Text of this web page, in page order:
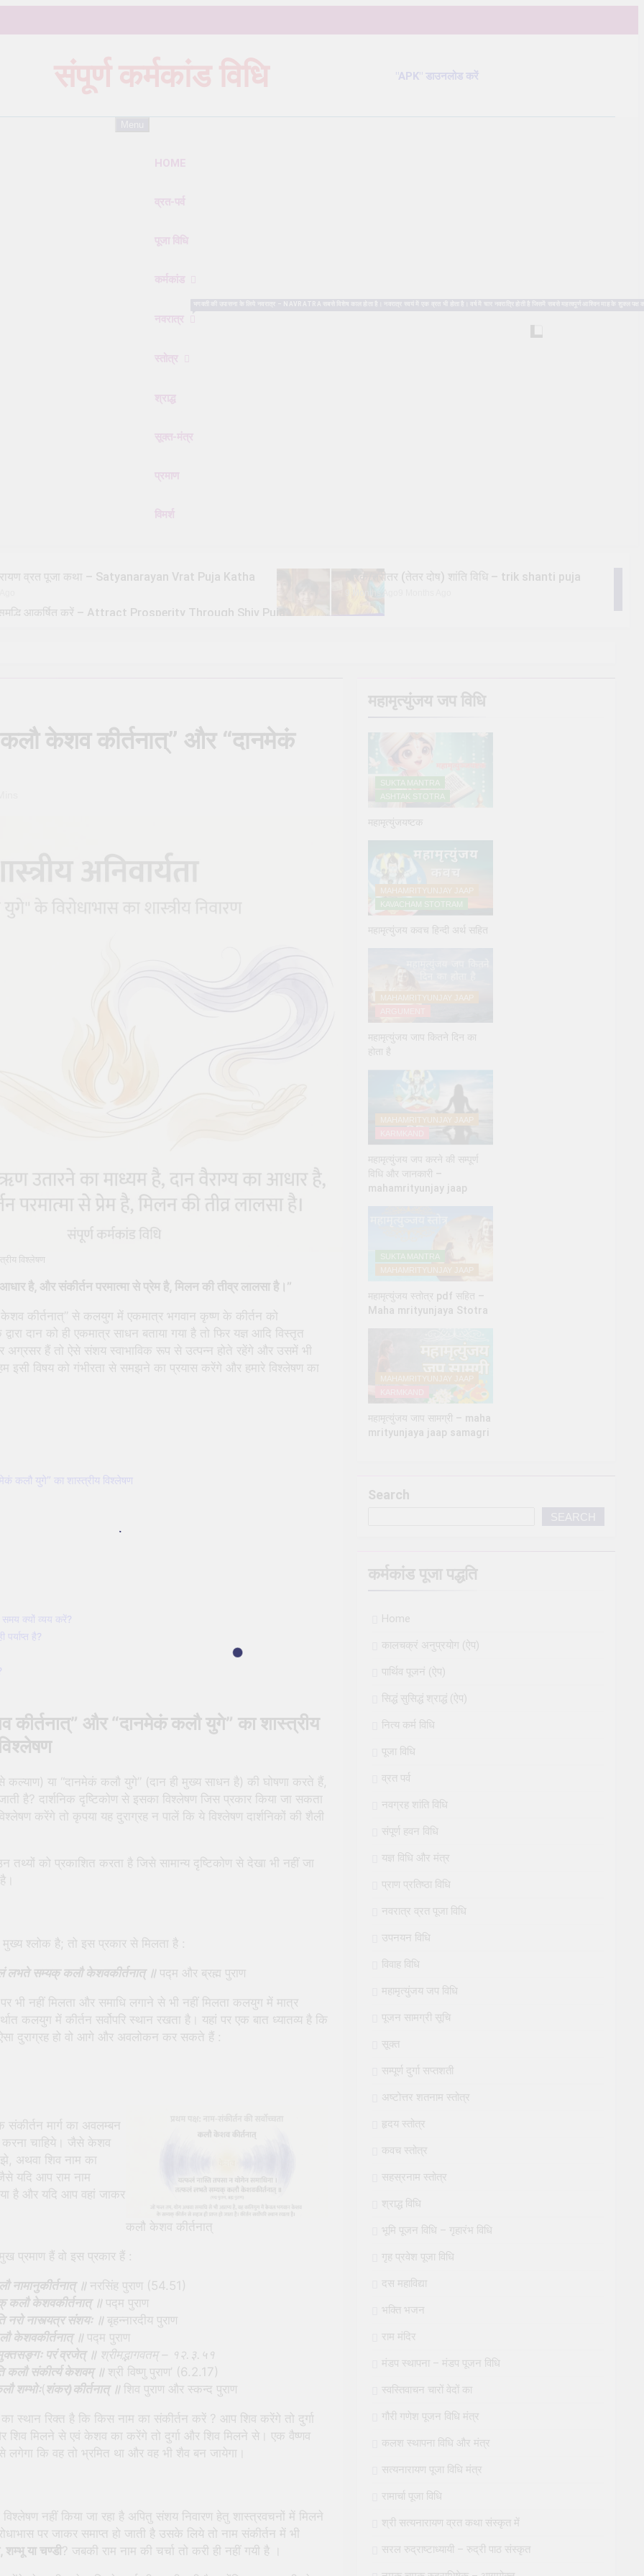
संपूर्ण कर्मकांड विधि "APK" डाउनलोड करें
HOME
व्रत-पर्व
पूजा विधि
कर्मकांड
नवरात्र
स्तोत्र
श्राद्ध
सूक्त-मंत्र
प्रमाण
विमर्श
व्रत पूजा कथा – Satyanarayan Vrat Puja Katha त्रिक/त्रीतर (तेतर दोष) शांति विधि – trik shanti puja
समृद्धि आकर्षित करें – Attract Prosperity Through Shiv Puja
प्रकार – The Different Types of Rudrabhishek
सूर्य देव को अर्घ्य देने के नियम और विधि : 70 सूर्य अर्घ्य मंत्र संस्कृत में
केशव कीर्तनात्” और “दानमेकं
विश्लेषण
है, और संकीर्तन परमात्मा से प्रेम है, मिलन की तीव्र लालसा है।”
कीर्तनात्” से कलयुग में एकमात्र भगवान कृष्ण के कीर्तन को
दान को ही एकमात्र साधन बताया गया है तो फिर यज्ञ आदि विस्तृत
हैं तो ऐसे संशय स्वाभाविक रूप से उत्पन्न होते रहेंगे और उसमें भी
इसी विषय को गंभीरता से समझने का प्रयास करेंगे और हमारे विश्लेषण का
कलौ युगे” का शास्त्रीय विश्लेषण
समय क्यों व्यय करें?
है?
और “दानमेकं कलौ युगे” का शास्त्रीय
या “दानमेकं कलौ युगे” (दान ही मुख्य साधन है) की घोषणा करते हैं,
है? दार्शनिक दृष्टिकोण से इसका विश्लेषण जिस प्रकार किया जा सकता
करेंगे तो कृपया यह दुराग्रह न पालें कि ये विश्लेषण दार्शनिकों की शैली
तथ्यों को प्रकाशित करता है जिसे सामान्य दृष्टिकोण से देखा भी नहीं जा
श्लोक है; तो इस प्रकार से मिलता है :
लभते सम्यक् कलौ केशवकीर्तनात् ॥ पद्म और ब्रह्म पुराण
भी नहीं मिलता और समाधि लगाने से भी नहीं मिलता कलयुग में मात्र
कलयुग में कीर्तन सर्वोपरि स्थान रखता है। यहां पर एक बात ध्यातव्य है कि
दुराग्रह हो वो आगे और अवलोकन कर सकते हैं :
मार्ग का अवलम्बन
करना चाहिये। जैसे केशव
अथवा शिव नाम का
यदि आप राम नाम
है और यदि आप वहां जाकर
कलौ केशव कीर्तनात्
प्रमाण हैं वो इस प्रकार हैं :
नामानुकीर्तनात् ॥ नरसिंह पुराण (54.51)
कलौ केशवकीर्तनात् ॥ पद्म पुराण
नरो नास्त्यत्र संशयः ॥ बृहन्नारदीय पुराण
केशवकीर्तनात् ॥ पद्म पुराण
परं व्रजेत् ॥ श्रीमद्भागवतम् – १२.३.५१
कलौ संकीर्त्य केशवम् ॥ श्री विष्णु पुराण’ (6.2.17)
शम्भोः(शंकर)कीर्तनात् ॥ शिव पुराण और स्कन्द पुराण
स्थान रिक्त है कि किस नाम का संकीर्तन करें ? आप शिव करेंगे तो दुर्गा
मिलने से एवं केशव का करेंगे तो दुर्गा और शिव मिलने से। एक वैष्णव
कि वह तो भ्रमित था और वह भी शैव बन जायेगा।
नहीं किया जा रहा है अपितु संशय निवारण हेतु शास्त्रवचनों में मिलने
पर जाकर समाप्त हो जाती है उसके लिये तो नाम संकीर्तन में भी
या चण्डी? जबकी राम नाम की चर्चा तो करी ही नहीं गयी है ।
महामृत्युंजय जप विधि
SUKTA MANTRA
ASHTAK STOTRA
महामृत्युंजयष्टक
MAHAMRITYUNJAY JAAP
KAVACHAM STOTRAM
महामृत्युंजय कवच हिन्दी अर्थ सहित
MAHAMRITYUNJAY JAAP
महामृत्युंजय जाप कितने दिन का
होता है
MAHAMRITYUNJAY JAAP
महामृत्युंजय जप करने की सम्पूर्ण
विधि और जानकारी –
mahamrityunjay jaap
SUKTA MANTRA
MAHAMRITYUNJAY JAAP
महामृत्युंजय स्तोत्र pdf सहित –
Maha mrityunjaya Stotra
MAHAMRITYUNJAY JAAP
महामृत्युंजय जाप सामग्री – maha
mrityunjaya jaap samagri
Search
कर्मकांड पूजा पद्धति
Home
कालचक्रं अनुप्रयोग (ऐप)
पार्थिव पूजनं (ऐप)
सिद्धं सुसिद्धं श्राद्धं (ऐप)
नित्य कर्म विधि
पूजा विधि
व्रत पर्व
नवग्रह शांति विधि
संपूर्ण हवन विधि
यज्ञ विधि और मंत्र
प्राण प्रतिष्ठा विधि
नवरात्र व्रत पूजा विधि
उपनयन विधि
विवाह विधि
महामृत्युंजय जप विधि
पूजन सामग्री सूचि
सूक्त
सम्पूर्ण दुर्गा सप्तशती
अष्टोत्तर शतनाम स्तोत्र
हृदय स्तोत्र
कवच स्तोत्र
सहस्रनाम स्तोत्र
श्राद्ध विधि
भूमि पूजन विधि – गृहारंभ विधि
गृह प्रवेश पूजा विधि
दस महाविद्या
भक्ति भजन
राम मंदिर
मंडप स्थापना – मंडप पूजन विधि
स्वस्तिवाचन चारों वेदों का
गौरी गणेश पूजन विधि मंत्र
कलश स्थापना विधि और मंत्र
सत्यनारायण पूजा विधि मंत्र
रामार्चा पूजा विधि
श्री सत्यनारायण व्रत कथा संस्कृत में
सरल रुद्राष्टाध्यायी – रुद्री पाठ संस्कृत